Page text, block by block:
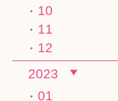
10
11
12
2023
01